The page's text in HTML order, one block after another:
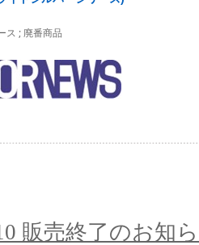
ス ; 廃番商品
販売終了のお知